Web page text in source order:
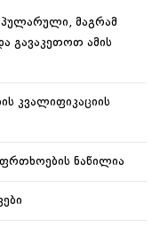
მაგრამ
გავაკეთოთ ამის
კვალიფიკაციის
ნაწილია